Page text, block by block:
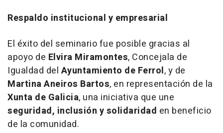
Respaldo institucional y empresarial
El éxito del seminario fue posible gracias al
apoyo de Elvira Miramontes, Concejala de
Igualdad del Ayuntamiento de Ferrol, y de
Martina Aneiros Bartos, en representación de la
Xunta de Galicia, una iniciativa que une
seguridad, inclusión y solidaridad en beneficio
de la comunidad.